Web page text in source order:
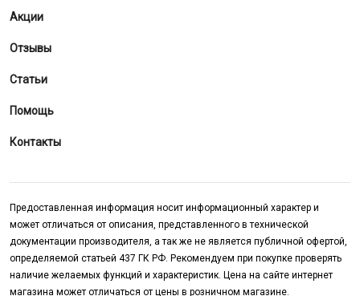
Акции
Отзывы
Статьи
Помощь
Контакты
Предоставленная информация носит информационный характер и
может отличаться от описания, представленного в технической
документации производителя, а так же не является публичной офертой,
определяемой статьей 437 ГК РФ. Рекомендуем при покупке проверять
наличие желаемых функций и характеристик. Цена на сайте интернет
магазина может отличаться от цены в розничном магазине.